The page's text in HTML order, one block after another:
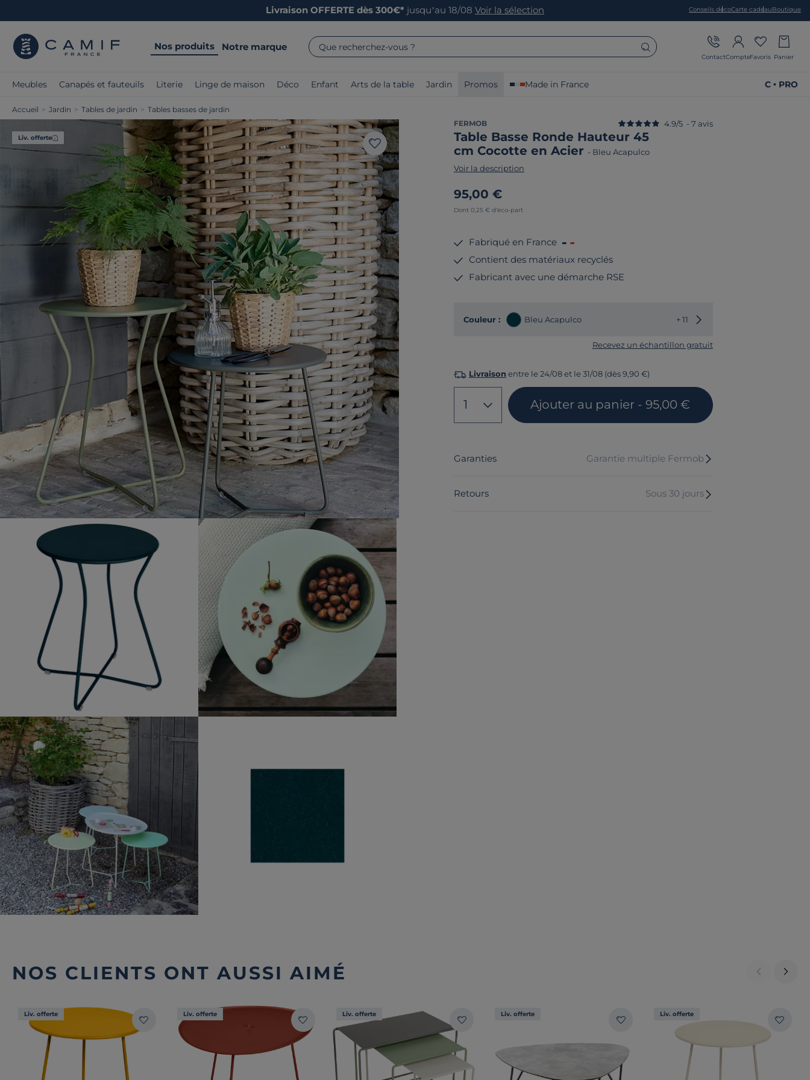
Livraison OFFERTE dès 300€* jusqu’au 18/08 Voir la sélection Conseils décoCarte cadeauBoutique
Nos produits Notre marque Que recherchez-vous ?
ContactCompteFavoris Panier
Meubles Canapés et fauteuils Literie Linge de maison Déco Enfant Arts de la table Jardin Promos Made in France C • PRO
Accueil > Jardin > Tables de jardin > Tables basses de jardin
Liv. offerte
FERMOB
Table Basse Ronde Hauteur 45
cm Cocotte en Acier - Bleu Acapulco
4.9/5 - 7 avis
Voir la description
95,00 €
Dont 0,25 € d'éco-part
Fabriqué en France
Contient des matériaux recyclés
Fabricant avec une démarche RSE
Couleur : Bleu Acapulco + 11 Choisir une autre couleur
Recevez un échantillon gratuit
Livraison entre le 24/08 et le 31/08 (dès 9,90 €)
1 Ajouter au panier - 95,00 €
Garanties Garantie multiple Fermob
Retours Sous 30 jours
NOS CLIENTS ONT AUSSI AIMÉ
Liv. offerte Liv. offerte Liv. offerte Liv. offerte Liv. offerte